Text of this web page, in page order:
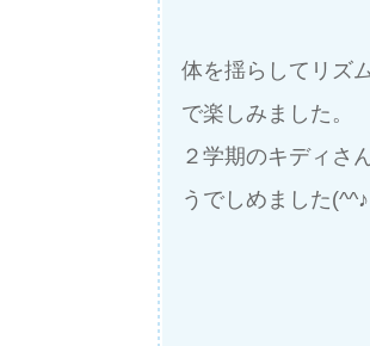
体を揺らしてリズ
で楽しみました。
２学期のキディさ
うでしめました(^^♪